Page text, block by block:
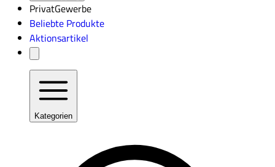
PrivatGewerbe
Beliebte Produkte
Aktionsartikel
Kategorien